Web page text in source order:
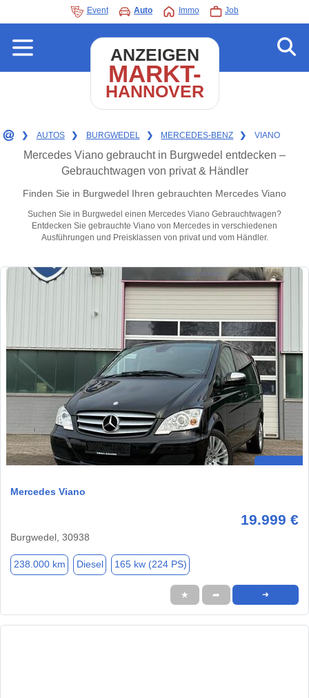
Event Auto Immo Job
ANZEIGEN
MARKT-
HANNOVER
❯ AUTOS ❯ BURGWEDEL ❯ MERCEDES-BENZ ❯ VIANO
Mercedes Viano gebraucht in Burgwedel entdecken –
Gebrauchtwagen von privat & Händler
Finden Sie in Burgwedel Ihren gebrauchten Mercedes Viano
Suchen Sie in Burgwedel einen Mercedes Viano Gebrauchtwagen?
Entdecken Sie gebrauchte Viano von Mercedes in verschiedenen
Ausführungen und Preisklassen von privat und vom Händler.
Mercedes Viano
19.999 €
Burgwedel, 30938
238.000 km Diesel 165 kw (224 PS)
★ ➦ ➜